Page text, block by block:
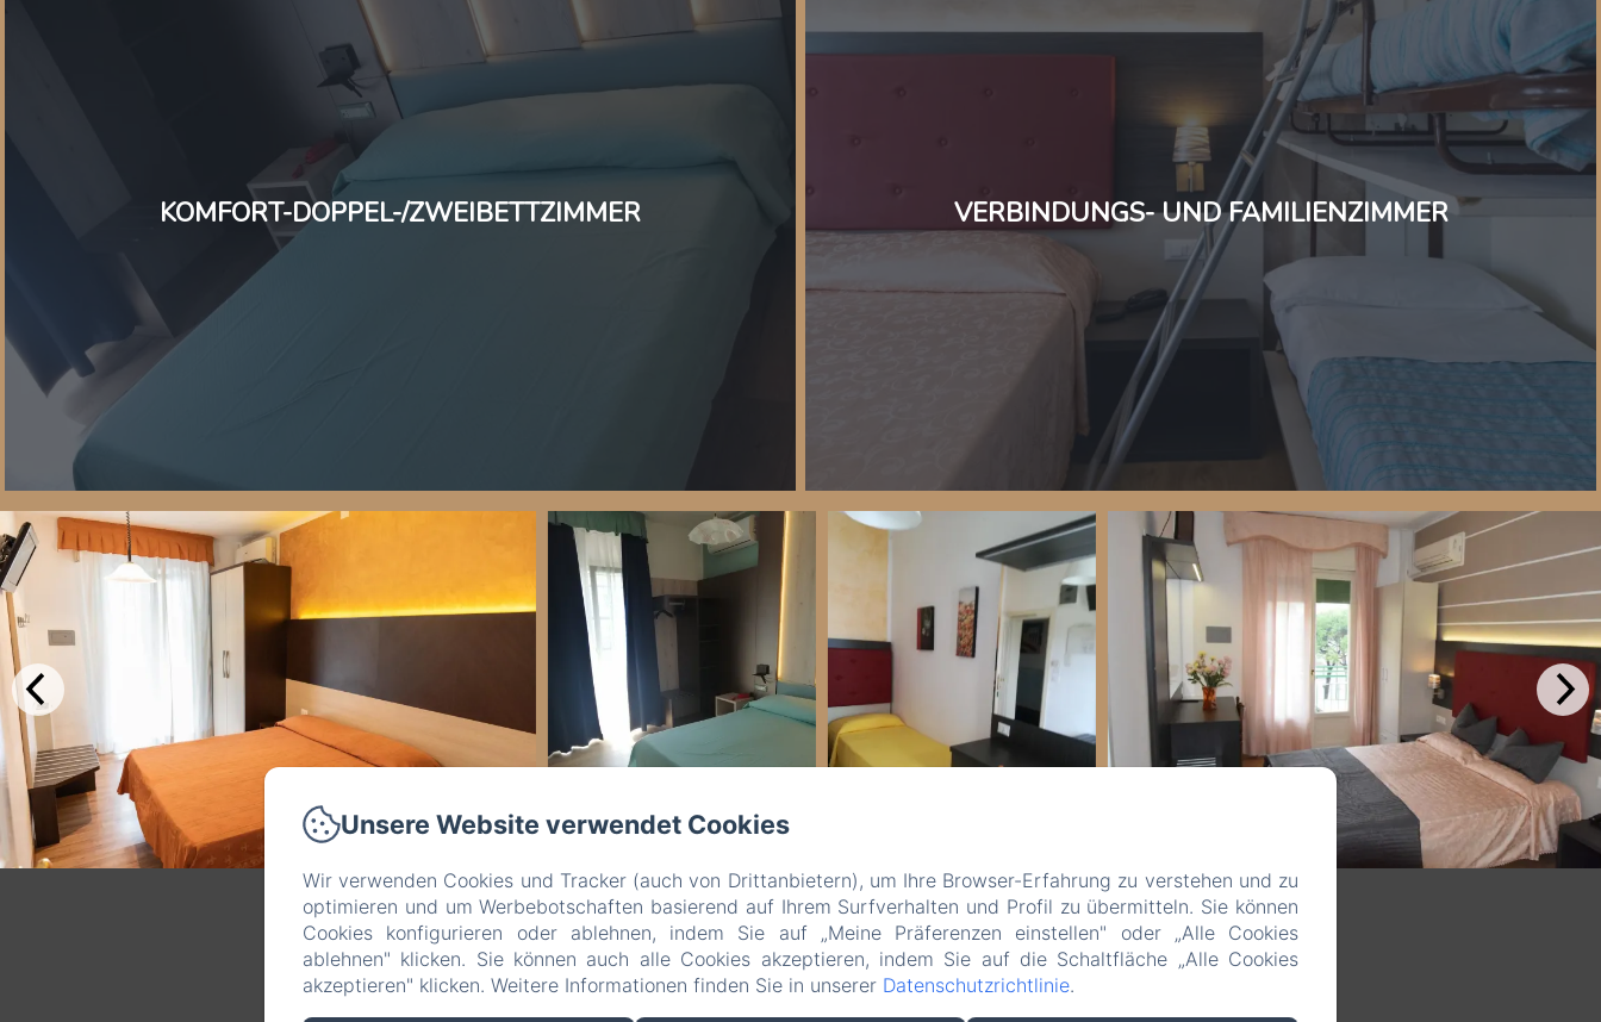
KOMFORT-DOPPEL-/ZWEIBETTZIMMER VERBINDUNGS- UND FAMILIENZIMMER
Rechtliche Informationen
VERDI SRL - Via G. Verdi 20, Jesolo (VE), 30016, Italien
info@hotelverdijesolo.com
+390421972421
Unsere Website verwendet Cookies
Wir verwenden Cookies und Tracker (auch von Drittanbietern), um Ihre Browser-Erfahrung zu verstehen und zu
optimieren und um Werbebotschaften basierend auf Ihrem Surfverhalten und Profil zu übermitteln. Sie können
Cookies konfigurieren oder ablehnen, indem Sie auf „Meine Präferenzen einstellen" oder „Alle Cookies
ablehnen" klicken. Sie können auch alle Cookies akzeptieren, indem Sie auf die Schaltfläche „Alle Cookies
akzeptieren" klicken. Weitere Informationen finden Sie in unserer Datenschutzrichtlinie.